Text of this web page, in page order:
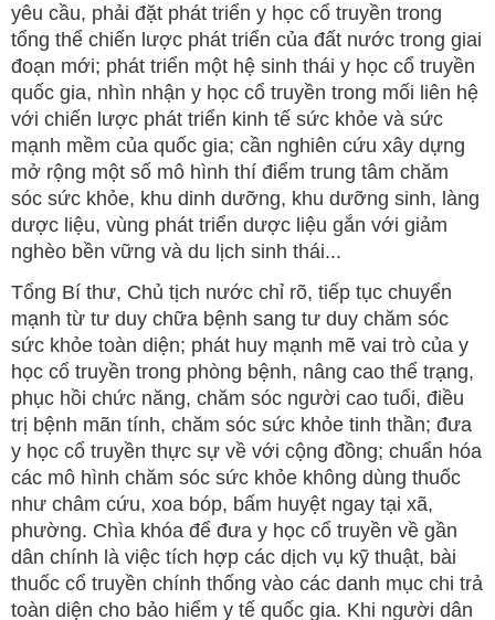
yêu cầu, phải đặt phát triển y học cổ truyền trong
tổng thể chiến lược phát triển của đất nước trong giai
đoạn mới; phát triển một hệ sinh thái y học cổ truyền
quốc gia, nhìn nhận y học cổ truyền trong mối liên hệ
với chiến lược phát triển kinh tế sức khỏe và sức
mạnh mềm của quốc gia; cần nghiên cứu xây dựng
mở rộng một số mô hình thí điểm trung tâm chăm
sóc sức khỏe, khu dinh dưỡng, khu dưỡng sinh, làng
dược liệu, vùng phát triển dược liệu gắn với giảm
nghèo bền vững và du lịch sinh thái...
Tổng Bí thư, Chủ tịch nước chỉ rõ, tiếp tục chuyển
mạnh từ tư duy chữa bệnh sang tư duy chăm sóc
sức khỏe toàn diện; phát huy mạnh mẽ vai trò của y
học cổ truyền trong phòng bệnh, nâng cao thể trạng,
phục hồi chức năng, chăm sóc người cao tuổi, điều
trị bệnh mãn tính, chăm sóc sức khỏe tinh thần; đưa
y học cổ truyền thực sự về với cộng đồng; chuẩn hóa
các mô hình chăm sóc sức khỏe không dùng thuốc
như châm cứu, xoa bóp, bấm huyệt ngay tại xã,
phường. Chìa khóa để đưa y học cổ truyền về gần
dân chính là việc tích hợp các dịch vụ kỹ thuật, bài
thuốc cổ truyền chính thống vào các danh mục chi trả
toàn diện cho bảo hiểm y tế quốc gia. Khi người dân